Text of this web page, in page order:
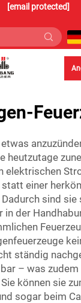
[email protected]
heutzutage
elektrischen
einer
sind sie
in der
ständig
– was zudem
können sie
sogar beim